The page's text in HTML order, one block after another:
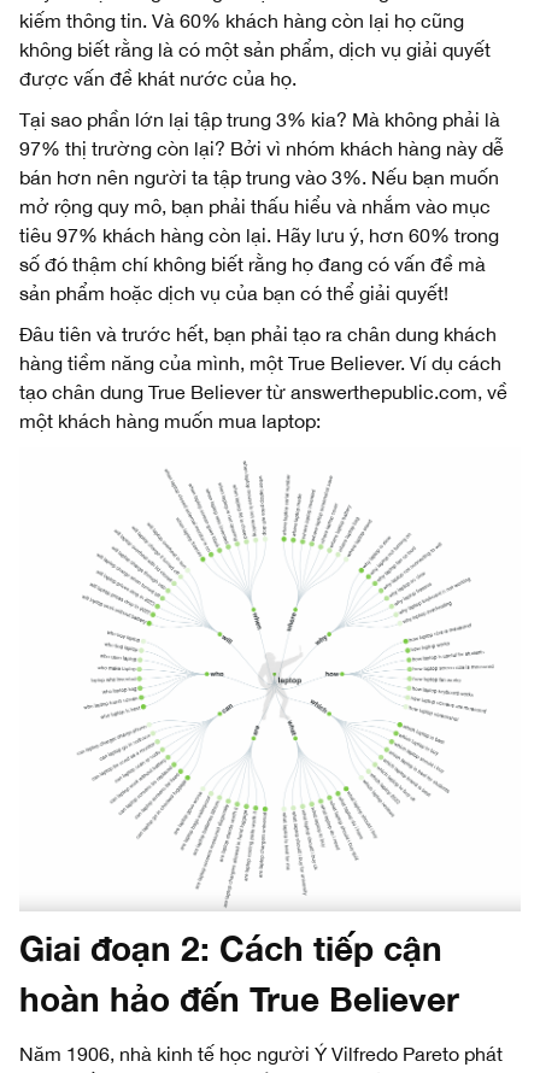
kiếm thông tin. Và 60% khách hàng còn lại họ cũng
không biết rằng là có một sản phẩm, dịch vụ giải quyết
được vấn đề khát nước của họ.
Tại sao phần lớn lại tập trung 3% kia? Mà không phải là
97% thị trường còn lại? Bởi vì nhóm khách hàng này dễ
bán hơn nên người ta tập trung vào 3%. Nếu bạn muốn
mở rộng quy mô, bạn phải thấu hiểu và nhắm vào mục
tiêu 97% khách hàng còn lại. Hãy lưu ý, hơn 60% trong
số đó thậm chí không biết rằng họ đang có vấn đề mà
sản phẩm hoặc dịch vụ của bạn có thể giải quyết!
Đâu tiên và trước hết, bạn phải tạo ra chân dung khách
hàng tiềm năng của mình, một True Believer. Ví dụ cách
tạo chân dung True Believer từ answerthepublic.com, về
một khách hàng muốn mua laptop:
Giai đoạn 2: Cách tiếp cận
hoàn hảo đến True Believer
Năm 1906, nhà kinh tế học người Ý Vilfredo Pareto phát